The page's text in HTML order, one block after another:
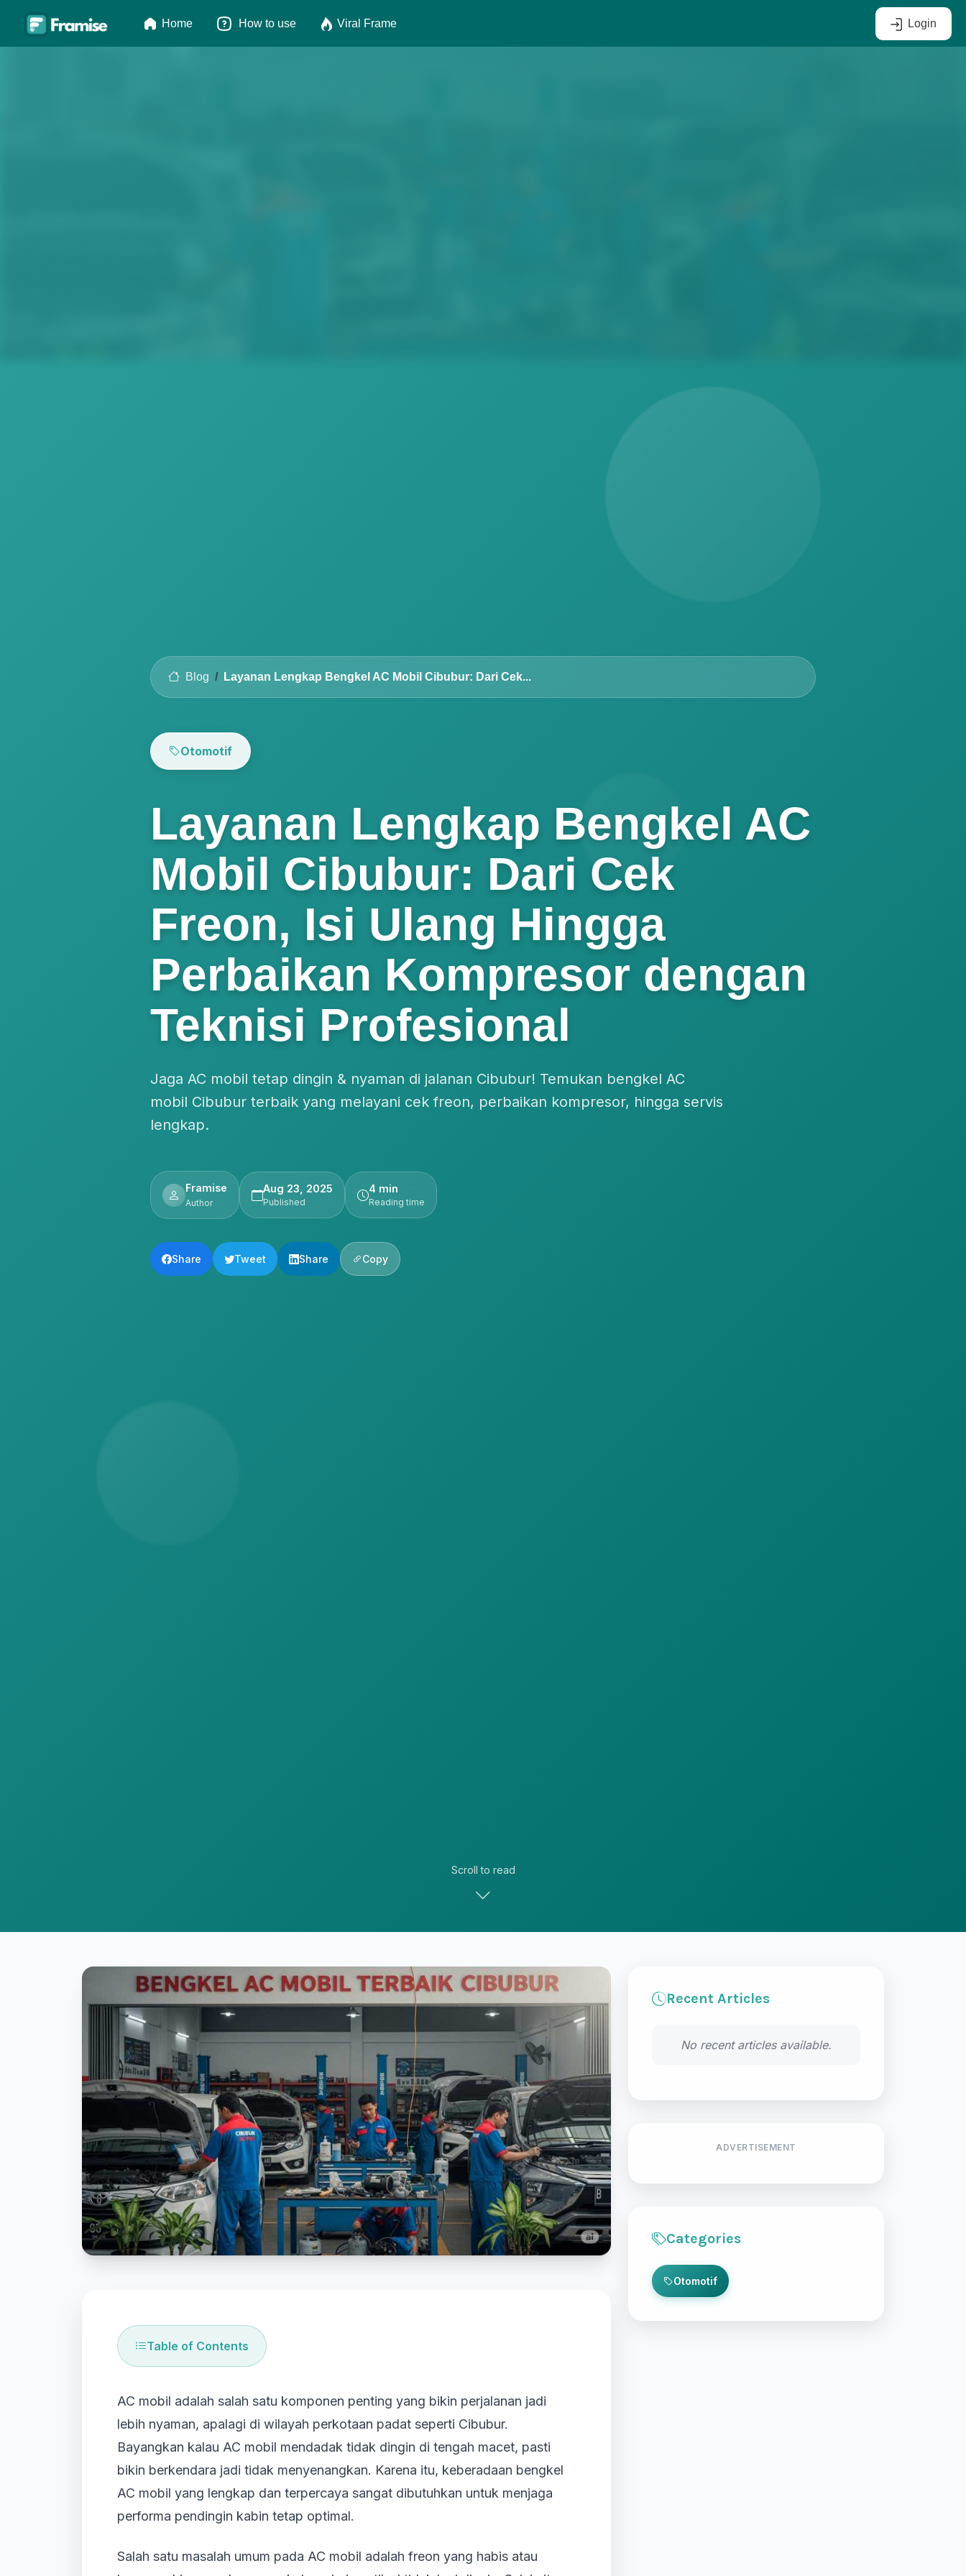
Home How to use Viral Frame Login
Blog Layanan Lengkap Bengkel AC Mobil Cibubur: Dari Cek...
Otomotif
Layanan Lengkap Bengkel AC
Mobil Cibubur: Dari Cek
Freon, Isi Ulang Hingga
Perbaikan Kompresor dengan
Teknisi Profesional
Jaga AC mobil tetap dingin & nyaman di jalanan Cibubur! Temukan bengkel AC
mobil Cibubur terbaik yang melayani cek freon, perbaikan kompresor, hingga servis
lengkap.
Framise
Author
Aug 23, 2025
Published
4 min
Reading time
Share Tweet Share Copy
Scroll to read
Table of Contents
AC mobil adalah salah satu komponen penting yang bikin perjalanan jadi
lebih nyaman, apalagi di wilayah perkotaan padat seperti Cibubur.
Bayangkan kalau AC mobil mendadak tidak dingin di tengah macet, pasti
bikin berkendara jadi tidak menyenangkan. Karena itu, keberadaan bengkel
AC mobil yang lengkap dan terpercaya sangat dibutuhkan untuk menjaga
performa pendingin kabin tetap optimal.
Salah satu masalah umum pada AC mobil adalah freon yang habis atau
Recent Articles
No recent articles available.
ADVERTISEMENT
Categories
Otomotif